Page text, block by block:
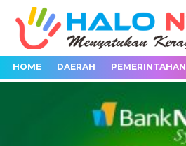
HOME DAERAH PEMERINTAHAN